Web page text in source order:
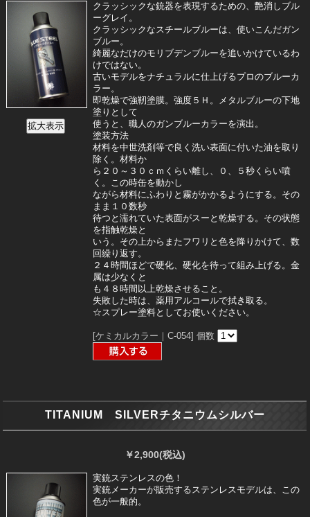
クラッシックな銃器を表現するための、艶消しブル
ーグレイ。
クラッシックなスチールブルーは、使いこんだガン
ブルー。
綺麗なだけのモリブデンブルーを追いかけているわ
けではない。
古いモデルをナチュラルに仕上げるプロのブルーカ
ラー。
即乾燥で強靭塗膜。強度５Ｈ。メタルブルーの下地
塗りとして
使うと、職人のガンブルーカラーを演出。
塗装方法
材料を中世洗剤等で良く洗い表面に付いた油を取り
除く。材料か
ら２０～３０ｃｍくらい離し、０、５秒くらい噴
く。この時缶を動かし
ながら材料にふわりと霧がかかるようにする。その
まま１０数秒
待つと濡れていた表面がスーと乾燥する。その状態
を指触乾燥と
いう。その上からまたフワリと色を降りかけて、数
回繰り返す。
２４時間ほどで硬化、硬化を待って組み上げる。金
属は少なくと
も４８時間以上乾燥させること。
失敗した時は、薬用アルコールで拭き取る。
☆スプレー塗料としてお使いください。
[ケミカルカラー｜C-054] 個数
TITANIUM SILVERチタニウムシルバー
￥2,900(税込)
実銃ステンレスの色！
実銃メーカーが販売するステンレスモデルは、この
色が一般的。